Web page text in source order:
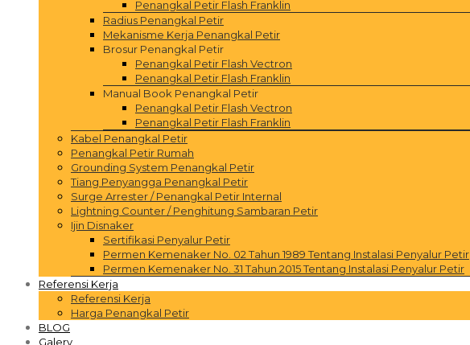
Penangkal Petir Flash Franklin
Radius Penangkal Petir
Mekanisme Kerja Penangkal Petir
Brosur Penangkal Petir
Penangkal Petir Flash Vectron
Penangkal Petir Flash Franklin
Manual Book Penangkal Petir
Penangkal Petir Flash Vectron
Penangkal Petir Flash Franklin
Kabel Penangkal Petir
Penangkal Petir Rumah
Grounding System Penangkal Petir
Tiang Penyangga Penangkal Petir
Surge Arrester / Penangkal Petir Internal
Lightning Counter / Penghitung Sambaran Petir
Ijin Disnaker
Sertifikasi Penyalur Petir
Permen Kemenaker No. 02 Tahun 1989 Tentang Instalasi Penyalur Petir
Permen Kemenaker No. 31 Tahun 2015 Tentang Instalasi Penyalur Petir
Referensi Kerja
Referensi Kerja
Harga Penangkal Petir
BLOG
Galery